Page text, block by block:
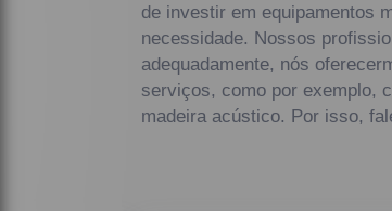
de investir em equipamentos
necessidade. Nossos
adequadamente, nós
serviços, como por exemplo,
madeira acústico. Por isso,